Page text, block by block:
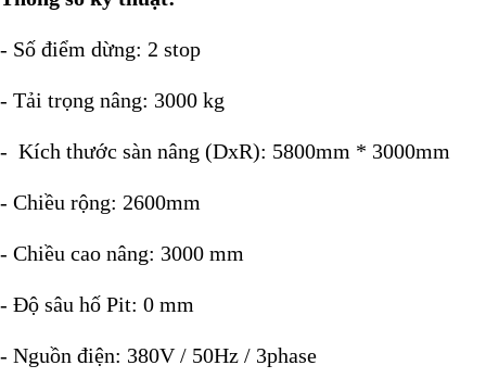
- Số điểm dừng: 2 stop
- Tải trọng nâng: 3000 kg
- Kích thước sàn nâng (DxR): 5800mm * 3000mm
- Chiều rộng: 2600mm
- Chiều cao nâng: 3000 mm
- Độ sâu hố Pit: 0 mm
- Nguồn điện: 380V / 50Hz / 3phase